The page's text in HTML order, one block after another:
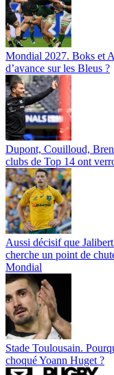
Mondial 2027. Boks et
d’avance sur les Bleus ?
Dupont, Couilloud,
clubs de Top 14 ont
Aussi décisif que
cherche un point de
Mondial
Stade Toulousain.
choqué Yoann Huget ?